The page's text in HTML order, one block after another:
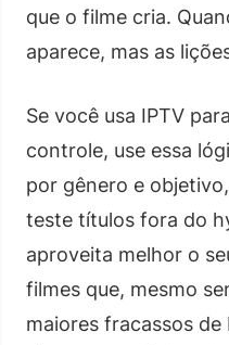
que o filme cria.
aparece, mas as
Se você usa IPTV
controle, use essa
por gênero e
teste títulos fora do
aproveita melhor o
filmes que, mesmo
maiores fracassos